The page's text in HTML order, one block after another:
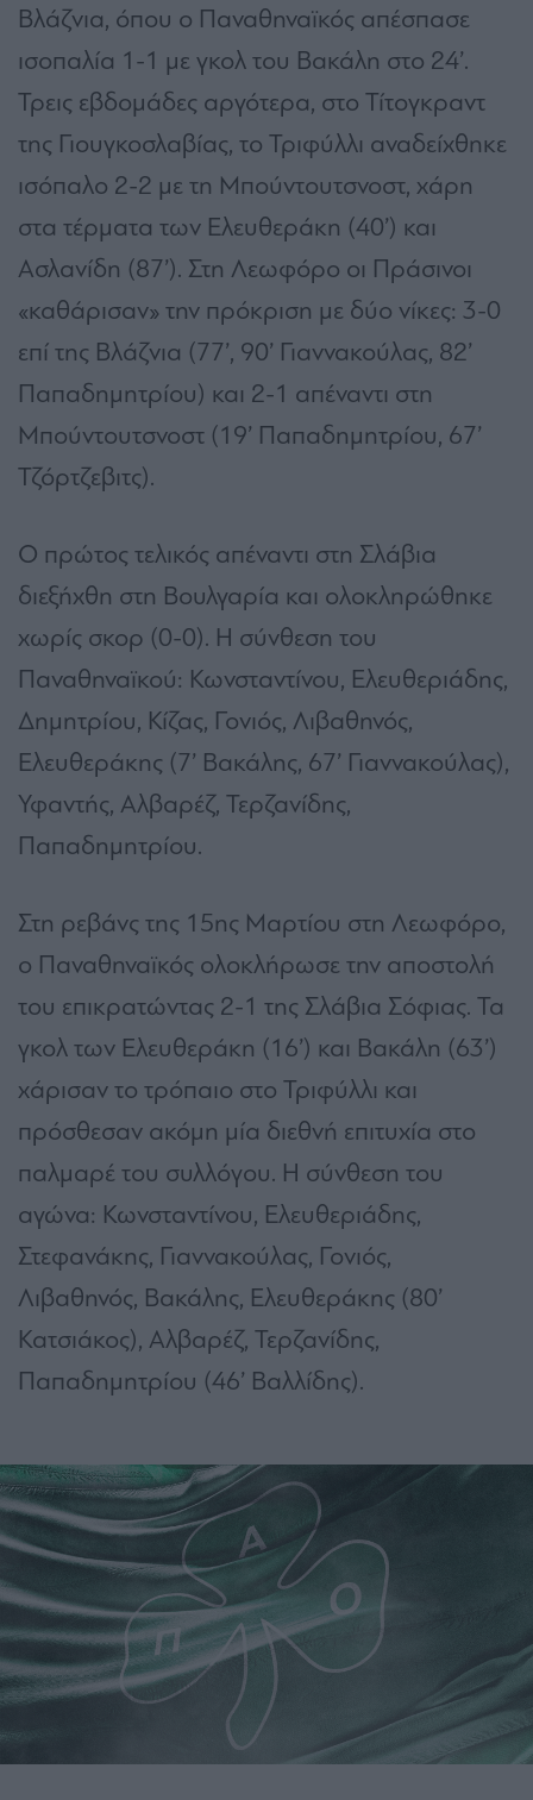
Βλάζνια, όπου ο Παναθηναϊκός απέσπασε
ισοπαλία 1-1 με γκολ του Βακάλη στο 24’.
Τρεις εβδομάδες αργότερα, στο Τίτογκραντ
της Γιουγκοσλαβίας, το Τριφύλλι αναδείχθηκε
ισόπαλο 2-2 με τη Μπούντουτσνοστ, χάρη
στα τέρματα των Ελευθεράκη (40’) και
Ασλανίδη (87’). Στη Λεωφόρο οι Πράσινοι
«καθάρισαν» την πρόκριση με δύο νίκες: 3-0
επί της Βλάζνια (77’, 90’ Γιαννακούλας, 82’
Παπαδημητρίου) και 2-1 απέναντι στη
Μπούντουτσνοστ (19’ Παπαδημητρίου, 67’
Τζόρτζεβιτς).
Ο πρώτος τελικός απέναντι στη Σλάβια
διεξήχθη στη Βουλγαρία και ολοκληρώθηκε
χωρίς σκορ (0-0). Η σύνθεση του
Παναθηναϊκού: Κωνσταντίνου, Ελευθεριάδης,
Δημητρίου, Κίζας, Γονιός, Λιβαθηνός,
Ελευθεράκης (7’ Βακάλης, 67’ Γιαννακούλας),
Υφαντής, Αλβαρέζ, Τερζανίδης,
Παπαδημητρίου.
Στη ρεβάνς της 15ης Μαρτίου στη Λεωφόρο,
ο Παναθηναϊκός ολοκλήρωσε την αποστολή
του επικρατώντας 2-1 της Σλάβια Σόφιας. Τα
γκολ των Ελευθεράκη (16’) και Βακάλη (63’)
χάρισαν το τρόπαιο στο Τριφύλλι και
πρόσθεσαν ακόμη μία διεθνή επιτυχία στο
παλμαρέ του συλλόγου. Η σύνθεση του
αγώνα: Κωνσταντίνου, Ελευθεριάδης,
Στεφανάκης, Γιαννακούλας, Γονιός,
Λιβαθηνός, Βακάλης, Ελευθεράκης (80’
Κατσιάκος), Αλβαρέζ, Τερζανίδης,
Παπαδημητρίου (46’ Βαλλίδης).